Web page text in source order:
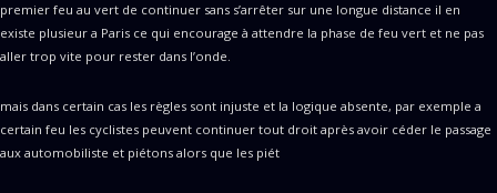
premier feu au vert de continuer sans s’arrêter sur une longue distance il en
existe plusieur a Paris ce qui encourage à attendre la phase de feu vert et ne pas
aller trop vite pour rester dans l’onde.
mais dans certain cas les règles sont injuste et la logique absente, par exemple a
certain feu les cyclistes peuvent continuer tout droit après avoir céder le passage
aux automobiliste et piétons alors que les piét